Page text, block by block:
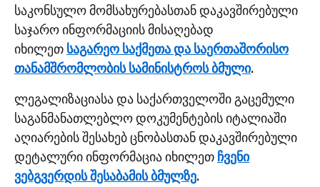
საკონსულო მომსახურებასთან დაკავშირებული
საჯარო ინფორმაციის მისაღებად
იხილეთსაგარეო საქმეთა და საერთაშორისო
თანამშრომლობის სამინისტროს ბმული.
ლეგალიზაციასა და საქართველოში გაცემული
საგანმანათლებლო დოკუმენტების იტალიაში
აღიარების შესახებ ცნობასთან დაკავშირებული
დეტალური ინფორმაცია იხილეთჩვენი
ვებგვერდის შესაბამის ბმულზე.